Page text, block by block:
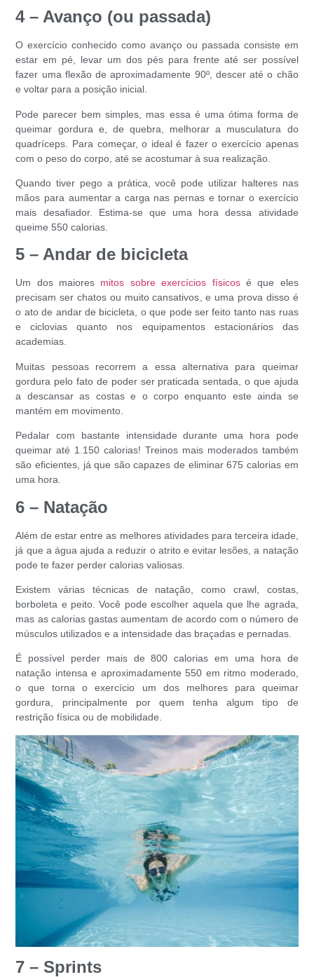
4 – Avanço (ou passada)
O exercício conhecido como avanço ou passada consiste em
estar em pé, levar um dos pés para frente até ser possível
fazer uma flexão de aproximadamente 90º, descer até o chão
e voltar para a posição inicial.
Pode parecer bem simples, mas essa é uma ótima forma de
queimar gordura e, de quebra, melhorar a musculatura do
quadríceps. Para começar, o ideal é fazer o exercício apenas
com o peso do corpo, até se acostumar à sua realização.
Quando tiver pego a prática, você pode utilizar halteres nas
mãos para aumentar a carga nas pernas e tornar o exercício
mais desafiador. Estima-se que uma hora dessa atividade
queime 550 calorias.
5 – Andar de bicicleta
Um dos maiores mitos sobre exercícios físicosé que eles
precisam ser chatos ou muito cansativos, e uma prova disso é
o ato de andar de bicicleta, o que pode ser feito tanto nas ruas
e ciclovias quanto nos equipamentos estacionários das
academias.
Muitas pessoas recorrem a essa alternativa para queimar
gordura pelo fato de poder ser praticada sentada, o que ajuda
a descansar as costas e o corpo enquanto este ainda se
mantém em movimento.
Pedalar com bastante intensidade durante uma hora pode
queimar até 1.150 calorias! Treinos mais moderados também
são eficientes, já que são capazes de eliminar 675 calorias em
uma hora.
6 – Natação
Além de estar entre as melhores atividades para terceira idade
já que a água ajuda a reduzir o atrito e evitar lesões, a natação
pode te fazer perder calorias valiosas.
Existem várias técnicas de natação, como crawl, costas,
borboleta e peito. Você pode escolher aquela que lhe agrada,
mas as calorias gastas aumentam de acordo com o número de
músculos utilizados e a intensidade das braçadas e pernadas.
É possível perder mais de 800 calorias em uma hora de
natação intensa e aproximadamente 550 em ritmo moderado,
o que torna o exercício um dos melhores para queimar
gordura, principalmente por quem tenha algum tipo de
restrição física ou de mobilidade.
7 – Sprints